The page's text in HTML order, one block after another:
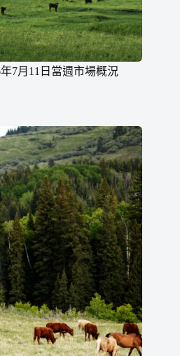
7月11日當週市場概況